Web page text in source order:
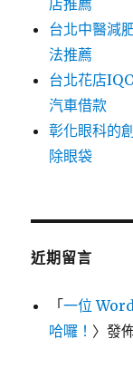
店推薦
台北中醫減
法推薦
台北花店
汽車借款
彰化眼科的
除眼袋
近期留言
「一位
哈囉！ 〉發